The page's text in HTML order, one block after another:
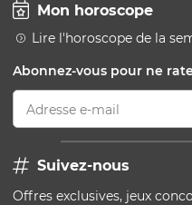
Mon horoscope
Lire l'horoscope de la
Abonnez-vous pour ne
Adresse e-mail
Suivez-nous
Offres exclusives, jeux